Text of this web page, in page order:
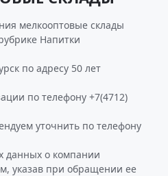
мелкооптовые склады
Напитки
по адресу 50 лет
по телефону +7(4712)
уточнить по телефону
данных о компании
указав при обращении ее